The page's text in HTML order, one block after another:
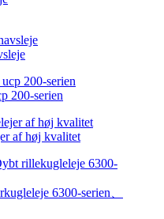
200-serien
af høj kvalitet
6300-serien、